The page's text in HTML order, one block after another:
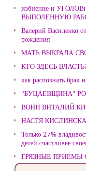
избиение и
ВЫПОЛЕННУЮ
Валерий Василенко
рождения
МАТЬ ВЫКРАЛА
КТО ЗДЕСЬ
как распознать брак
"БУЦАЕВЩИНА"
ВОИН ВИТАЛИЙ
НАСТЯ
Только 27%
детей счастливее
ГРЯЗНЫЕ ПРИЕМЫ